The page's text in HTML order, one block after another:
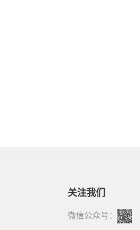
关注我们
微信公众号：